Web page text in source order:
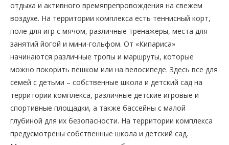
отдыха и активного времяпрепровождения на свежем
воздухе. На территории комплекса есть теннисный корт,
поле для игр с мячом, различные тренажеры, места для
занятий йогой и мини-гольфом. От «Кипариса»
начинаются различные тропы и маршруты, которые
можно покорить пешком или на велосипеде. Здесь все для
семей с детьми – собственные школа и детский сад на
территории комплекса, различные детские игровые и
спортивные площадки, а также бассейны с малой
глубиной для их безопасности. На территории комплекса
предусмотрены собственные школа и детский сад.